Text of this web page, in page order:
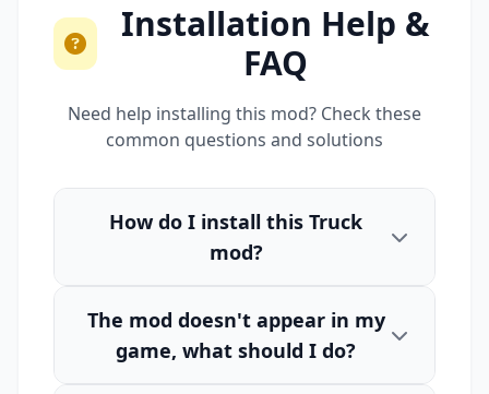
Installation Help &
FAQ
Need help installing this mod? Check these
common questions and solutions
How do I install this Truck
mod?
The mod doesn't appear in my
game, what should I do?